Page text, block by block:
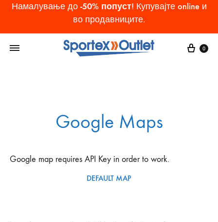
Намалување до -50% попуст! Купувајте online и
во продавниците.
Cart
0
Google Maps
Google map requires API Key in order to work.
DEFAULT MAP